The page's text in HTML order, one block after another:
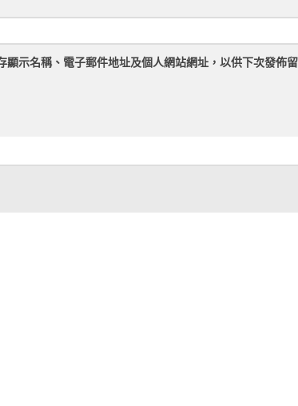
顯示名稱、電子郵件地址及個人網站網址，以供下次發佈